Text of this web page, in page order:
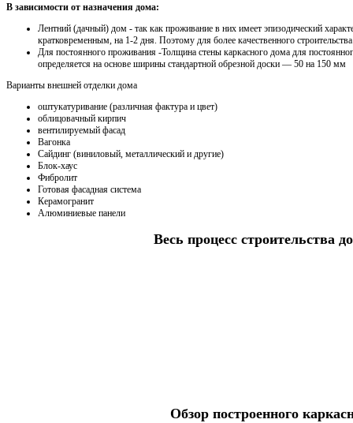
В зависимости от назначения дома:
Лентний (дачный) дом - так как проживание в них имеет эпизодический
кратковременным, на 1-2 дня. Поэтому для более качественного
Для постоянного проживания -Толщина стены каркасного дома для
определяется на основе ширины стандартной обрезной доски — 50 на 150 мм
Варианты внешней отделки дома
оштукатуривание (различная фактура и цвет)
облицовачный кирпич
вентилируемый фасад
Вагонка
Сайдинг (виниловый, металлический и другие)
Блок-хаус
Фибролит
Готовая фасадная система
Керамогранит
Алюминиевые панели
Весь процесс строительства
Обзор построенного